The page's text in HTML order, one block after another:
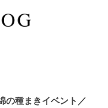
の種まきイベント／